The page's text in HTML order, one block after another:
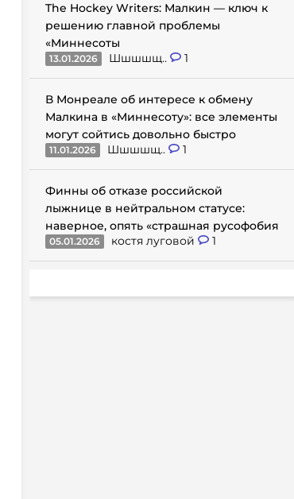
The Hockey Writers: Малкин — ключ к
решению главной проблемы
«Миннесоты
13.01.2026 Шшшшщ.. 1
В Монреале об интересе к обмену
Малкина в «Миннесоту»: все элементы
могут сойтись довольно быстро
11.01.2026 Шшшшщ.. 1
Финны об отказе российской
лыжнице в нейтральном статусе:
наверное, опять «страшная русофобия
05.01.2026 костя луговой 1